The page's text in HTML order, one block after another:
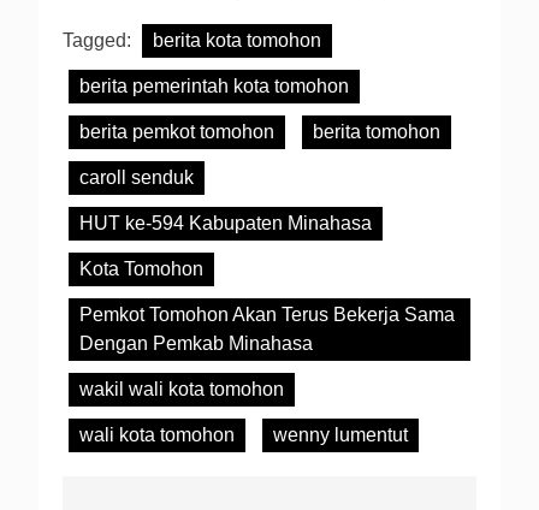
Tagged: berita kota tomohon
berita pemerintah kota tomohon
berita pemkot tomohon berita tomohon
caroll senduk
HUT ke-594 Kabupaten Minahasa
Kota Tomohon
Pemkot Tomohon Akan Terus Bekerja Sama
Dengan Pemkab Minahasa
wakil wali kota tomohon
wali kota tomohon wenny lumentut